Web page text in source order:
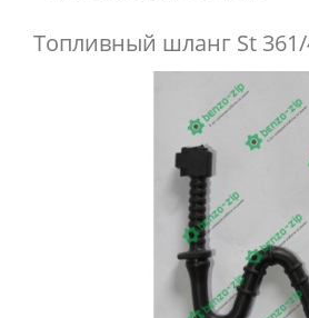
Топливный шланг St